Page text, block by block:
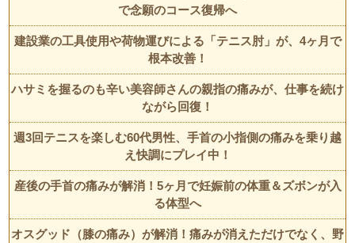
で念願のコース復帰へ
建設業の工具使用や荷物運びによる「テニス肘」が、4ヶ月で
根本改善！
ハサミを握るのも辛い美容師さんの親指の痛みが、仕事を続け
ながら回復！
週3回テニスを楽しむ60代男性、手首の小指側の痛みを乗り越
え快調にプレイ中！
産後の手首の痛みが解消！5ヶ月で妊娠前の体重＆ズボンが入
る体型へ
オスグッド（膝の痛み）が解消！痛みが消えただけでなく、野